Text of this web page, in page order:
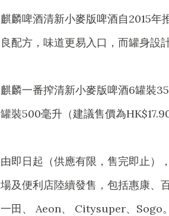
麒麟啤酒清新小麥版啤酒自2015
良配方，味道更易入口，而罐身設
麒麟一番搾清新小麥版啤酒6罐裝
罐裝500毫升（建議售價為
由即日起（供應有限，售完即止）
場及便利店陸續發售，包括惠康、
一田、 Aeon、 Citysuper、Sogo